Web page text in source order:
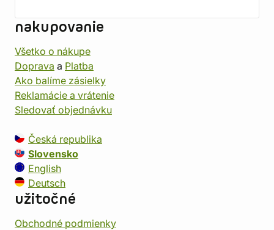
nakupovanie
Všetko o nákupe
Doprava a Platba
Ako balíme zásielky
Reklamácie a vrátenie
Sledovať objednávku
Česká republika
Slovensko
English
Deutsch
užitočné
Obchodné podmienky